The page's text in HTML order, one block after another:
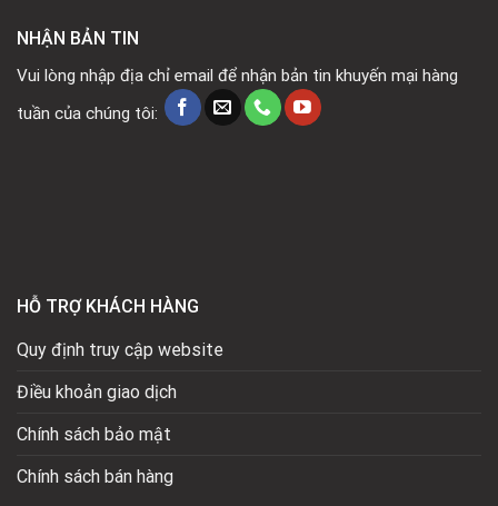
NHẬN BẢN TIN
Vui lòng nhập địa chỉ email để nhận bản tin khuyến mại hàng
tuần của chúng tôi:
HỖ TRỢ KHÁCH HÀNG
Quy định truy cập website
Điều khoản giao dịch
Chính sách bảo mật
Chính sách bán hàng